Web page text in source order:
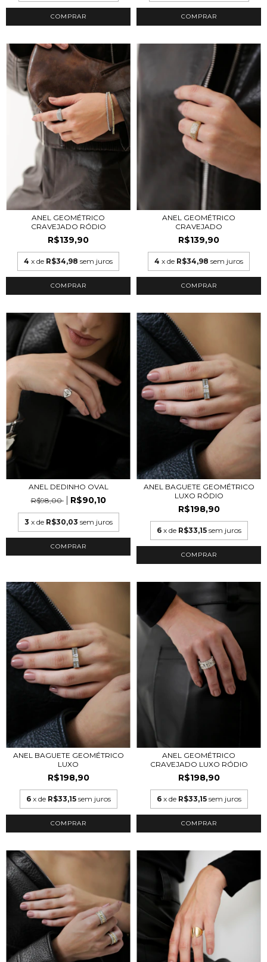
COMPRAR COMPRAR
ANEL GEOMÉTRICO
CRAVEJADO RÓDIO
R$139,90
4 x de R$34,98 sem juros
COMPRAR
ANEL GEOMÉTRICO
CRAVEJADO
R$139,90
4 x de R$34,98 sem juros
COMPRAR
ANEL DEDINHO OVAL
R$98,00
R$90,10
3 x de R$30,03 sem juros
COMPRAR
ANEL BAGUETE GEOMÉTRICO
LUXO RÓDIO
R$198,90
6 x de R$33,15 sem juros
COMPRAR
ANEL BAGUETE GEOMÉTRICO
LUXO
R$198,90
6 x de R$33,15 sem juros
COMPRAR
ANEL GEOMÉTRICO
CRAVEJADO LUXO RÓDIO
R$198,90
6 x de R$33,15 sem juros
COMPRAR